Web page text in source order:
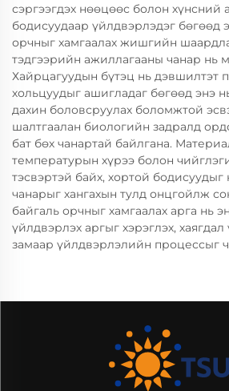
сэргээгдэх нөөцөөс болон хүнсний
бодисуудаар үйлдвэрлэдэг бөгөөд
орчныг хамгаалах жишгийн
тэдгээрийн ажиллагааны чанар нь
Хайрцагуудын бүтэц нь дэвшилтэт
хольцуудыг ашигладаг бөгөөд энэ
дахин боловсруулах боломжтой
шалтгаалан биологийн задралд
бат бөх чанартай байлгана.
температурын хүрээ болон
тэсвэртэй байх, хортой бодисуудыг
чанарыг хангахын тулд онцгойлж
байгаль орчныг хамгаалах арга нь
үйлдвэрлэх аргыг хэрэглэх, хаягдал
замаар үйлдвэрлэлийн процессыг ч